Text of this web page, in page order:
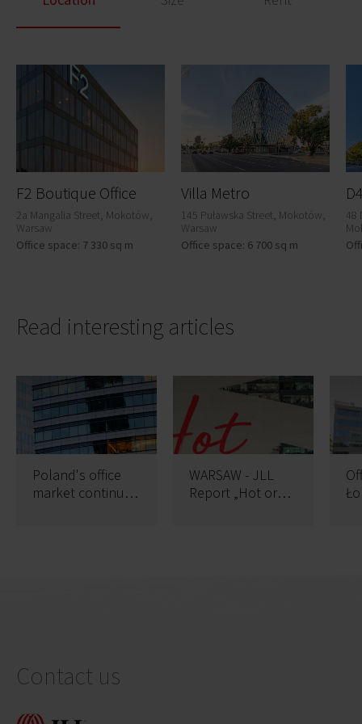
F2 Boutique Office
2a Mangalia Street, Mokotów,
Warsaw
Office space: 7 330 sq m
Villa Metro
145 Puławska Street, Mokotów,
Warsaw
Office space: 6 700 sq m
48
Read interesting articles
Poland's office
market continues
WARSAW - JLL
Report „Hot or
Contact us